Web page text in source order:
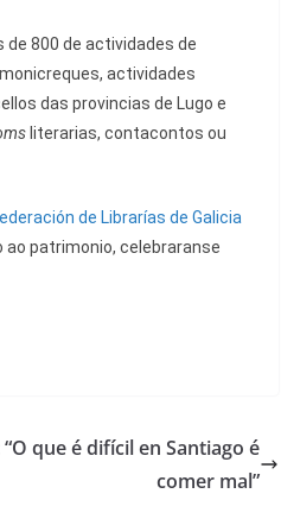
de 800 de actividades de
actividades
das provincias de Lugo e
literarias, contacontos ou
de Librarías de Galicia
ao patrimonio, celebraranse
que é difícil en Santiago é
comer mal”